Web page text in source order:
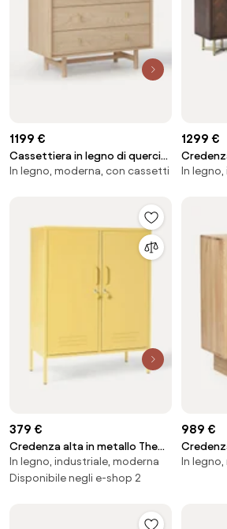
1199 €
Cassettiera in legno di quercia
Diana
In legno, moderna, con cassetti
1299 €
con
In
379 €
Credenza alta in metallo The
Midi
In legno, industriale, moderna
Disponibile negli e-shop 2
989 €
frassino
In